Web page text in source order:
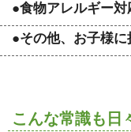
●食物アレルギー対
●その他、お子様
こんな常識も日